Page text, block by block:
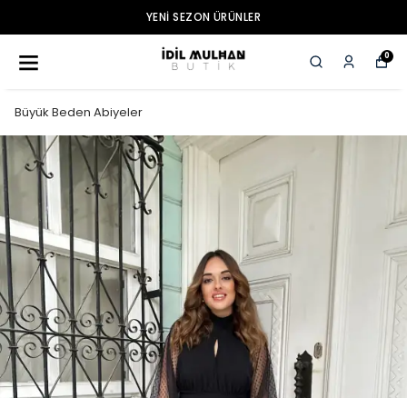
YENI SEZON ÜRÜNLER
0
Büyük Beden Abiyeler